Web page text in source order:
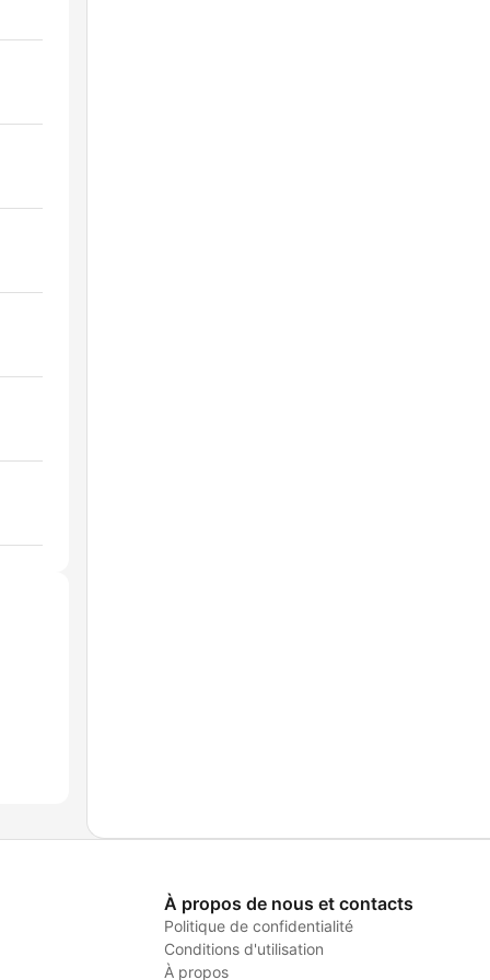
À propos de nous et contacts
Politique de confidentialité
Conditions d'utilisation
À propos